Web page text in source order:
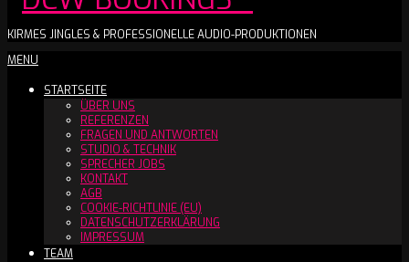
DCW
BOOKINGS™
KIRMES JINGLES & PROFESSIONELLE AUDIO-PRODUKTIONEN
Secondary
Menu
MENU
STARTSEITE
ÜBER UNS
REFERENZEN
FRAGEN UND ANTWORTEN
STUDIO & TECHNIK
SPRECHER JOBS
KONTAKT
AGB
COOKIE-RICHTLINIE (EU)
DATENSCHUTZERKLÄRUNG
IMPRESSUM
TEAM